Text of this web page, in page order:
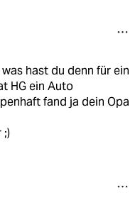
hast du denn für ein
HG ein Auto
fand ja dein Opa
;)